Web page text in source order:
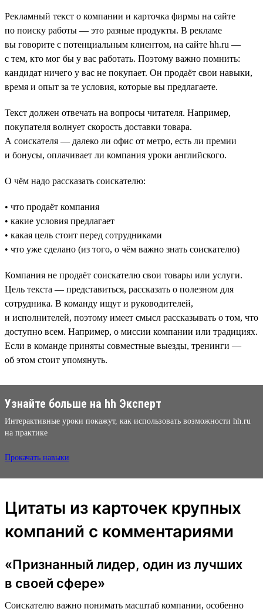
Рекламный текст о компании и карточка фирмы на сайте
по поиску работы — это разные продукты. В рекламе
вы говорите с потенциальным клиентом, на сайте hh.ru —
с тем, кто мог бы у вас работать. Поэтому важно помнить:
кандидат ничего у вас не покупает. Он продаёт свои навыки,
время и опыт за те условия, которые вы предлагаете.
Текст должен отвечать на вопросы читателя. Например,
покупателя волнует скорость доставки товара.
А соискателя — далеко ли офис от метро, есть ли премии
и бонусы, оплачивает ли компания уроки английского.
О чём надо рассказать соискателю:
• что продаёт компания
• какие условия предлагает
• какая цель стоит перед сотрудниками
• что уже сделано (из того, о чём важно знать соискателю)
Компания не продаёт соискателю свои товары или услуги.
Цель текста — представиться, рассказать о полезном для
сотрудника. В команду ищут и руководителей,
и исполнителей, поэтому имеет смысл рассказывать о том, что
доступно всем. Например, о миссии компании или традициях.
Если в команде приняты совместные выезды, тренинги —
об этом стоит упомянуть.
Узнайте больше на hh Эксперт
Интерактивные уроки покажут, как использовать возможности hh.ru
на практике
Прокачать навыки
Цитаты из карточек крупных
компаний с комментариями
«Признанный лидер, один из лучших
в своей сфере»
Соискателю важно понимать масштаб компании, особенно